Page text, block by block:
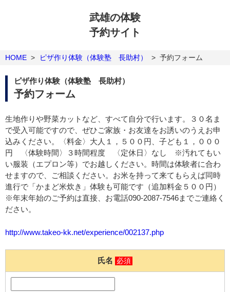
武雄の体験
予約サイト
HOME > ピザ作り体験（体験塾 長助村） > 予約フォーム
ピザ作り体験（体験塾 長助村）
予約フォーム
生地作りや野菜カットなど、すべて自分で行います。３０名ま
で受入可能ですので、ぜひご家族・お友達をお誘いのうえお申
込みください。〈料金〉大人１，５００円、子ども１，０００
円 〈体験時間〉３時間程度 〈定休日〉なし ※汚れてもい
い服装（エプロン等）でお越しください。時間は体験者に合わ
せますので、ご相談ください。お米を持って来てもらえば同時
進行で「かまど米炊き」体験も可能です（追加料金５００円）
※年末年始のご予約は直接、お電話090-2087-7546までご連絡く
ださい。
http://www.takeo-kk.net/experience/002137.php
氏名 必須